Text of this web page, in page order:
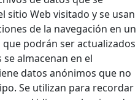
sitio Web visitado y se usan
de la navegación en un
podrán ser actualizados
almacenan en el
datos anónimos que no
Se utilizan para recordar